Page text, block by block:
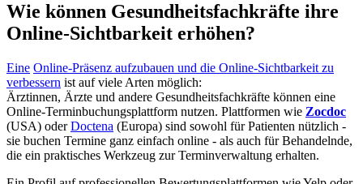
Wie können Gesundheitsfachkräfte ihre
Online-Sichtbarkeit erhöhen?
Eine Online-Präsenz aufzubauen und die Online-Sichtbarkeit zu
verbessern ist auf viele Arten möglich:
Ärztinnen, Ärzte und andere Gesundheitsfachkräfte können eine
Online-Terminbuchungsplattform nutzen. Plattformen wie Zocdoc
(USA) oderDoctena (Europa) sind sowohl für Patienten nützlich -
sie buchen Termine ganz einfach online - als auch für Behandelnde,
die ein praktisches Werkzeug zur Terminverwaltung erhalten.